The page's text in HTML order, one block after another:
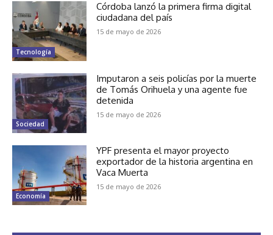
Tecnología
Córdoba lanzó la primera firma digital
ciudadana del país
15 de mayo de 2026
Sociedad
Imputaron a seis policías por la muerte
de Tomás Orihuela y una agente fue
detenida
15 de mayo de 2026
Economía
YPF presenta el mayor proyecto
exportador de la historia argentina en
Vaca Muerta
15 de mayo de 2026